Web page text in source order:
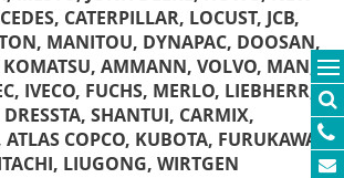
CATERPILLAR, LOCUST, JCB,
MANITOU, DYNAPAC, DOOSAN,
AMMANN, VOLVO, MAN,
IVECO, FUCHS, MERLO, LIEBHERR,
SHANTUI, CARMIX,
COPCO, KUBOTA, FURUKAWA,
LIUGONG, WIRTGEN